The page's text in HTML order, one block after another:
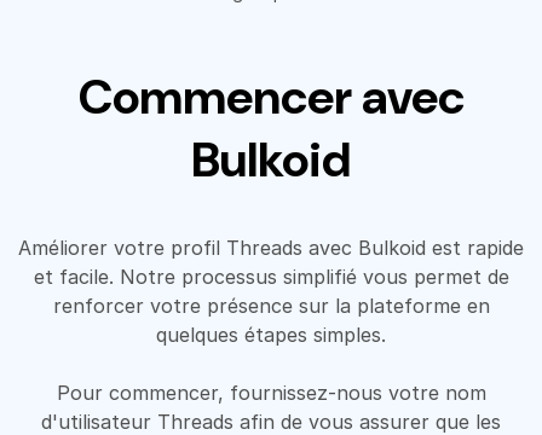
Commencer avec
Bulkoid
Améliorer votre profil Threads avec Bulkoid est rapide
et facile. Notre processus simplifié vous permet de
renforcer votre présence sur la plateforme en
quelques étapes simples.
Pour commencer, fournissez-nous votre nom
d'utilisateur Threads afin de vous assurer que les